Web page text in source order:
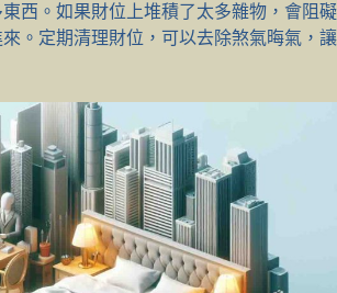
西。如果財位上堆積了太多雜物，會阻礙
。定期清理財位，可以去除煞氣晦氣，讓